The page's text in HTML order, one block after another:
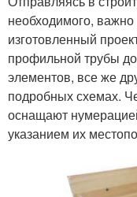
необходимого,
изготовленный
профильной трубы
элементов, все же
подробных схемах.
оснащают
указанием их